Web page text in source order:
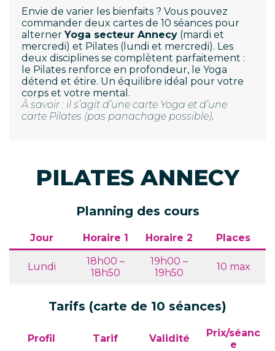
Envie de varier les bienfaits ? Vous pouvez
commander deux cartes de 10 séances pour
alternerYoga secteur Annecy (mardi et
mercredi) et Pilates (lundi et mercredi). Les
deux disciplines se complètent parfaitement :
le Pilates renforce en profondeur, le Yoga
détend et étire. Un équilibre idéal pour votre
corps et votre mental.
À savoir : il s’agit d’une carte Yoga et d’une
carte Pilates (pas panachage possible).
PILATES ANNECY
Planning des cours
Jour Horaire 1 Horaire 2 Places
Lundi
18h00 –
18h50
19h00 –
19h50
10 max
Tarifs (carte de 10 séances)
Profil Tarif Validité
Prix/séanc
e